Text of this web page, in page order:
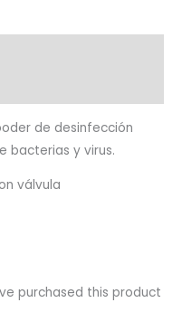
de desinfección
bacterias y virus.
válvula
purchased this product